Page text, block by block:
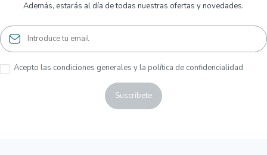
Además, estarás al día de todas nuestras ofertas y novedades.
Acepto las condiciones generales y la política de confidencialidad